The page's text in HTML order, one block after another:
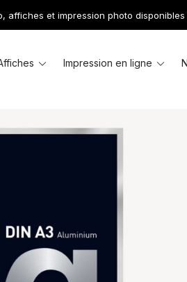
affiches et impression photo
ToggleImpression en ligne